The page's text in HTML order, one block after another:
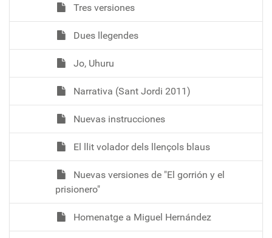
Tres versiones
Dues llegendes
Jo, Uhuru
Narrativa (Sant Jordi 2011)
Nuevas instrucciones
El llit volador dels llençols blaus
Nuevas versiones de "El gorrión y el
prisionero"
Homenatge a Miguel Hernández